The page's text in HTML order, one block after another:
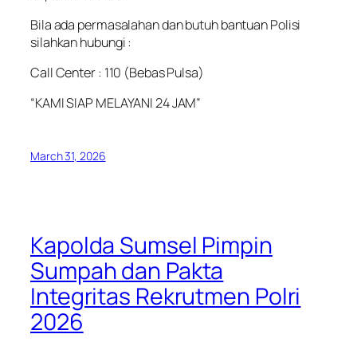
Bila ada permasalahan dan butuh bantuan Polisi
silahkan hubungi :
Call Center : 110 (Bebas Pulsa)
“KAMI SIAP MELAYANI 24 JAM”
March 31, 2026
Kapolda Sumsel Pimpin
Sumpah dan Pakta
Integritas Rekrutmen Polri
2026